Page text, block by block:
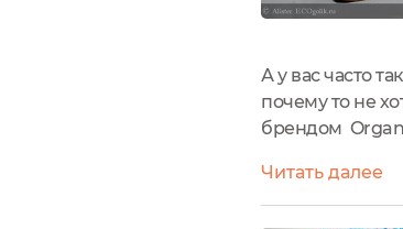
А у вас часто
почему то не
брендом
Читать далее